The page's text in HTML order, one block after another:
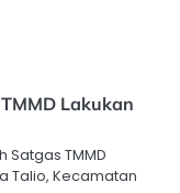
Lakukan
TMMD
Talio, Kecamatan